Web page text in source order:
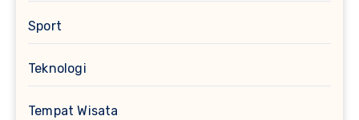
Sport
Teknologi
Tempat Wisata